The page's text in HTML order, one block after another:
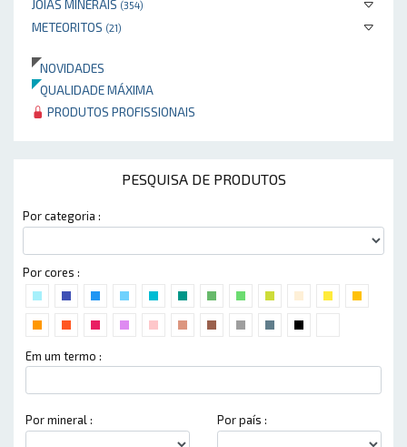
JÓIAS MINERAIS (354)
METEORITOS (21)
NOVIDADES
QUALIDADE MÁXIMA
PRODUTOS PROFISSIONAIS
PESQUISA DE PRODUTOS
Por categoria :
Por cores :
Em um termo :
Por mineral : Por país :